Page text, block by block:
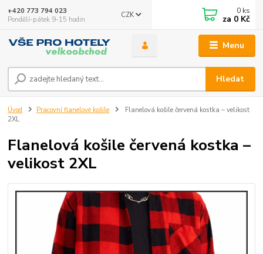
Menu
CZK
Hledat
+420 773 794 023
Pondělí-pátek 9-15 hodin
0 ks
za 0 Kč
Úvod Pracovní flanelové košile
Flanelová košile červená kostka – velikost
2XL
Flanelová košile červená kostka –
velikost 2XL